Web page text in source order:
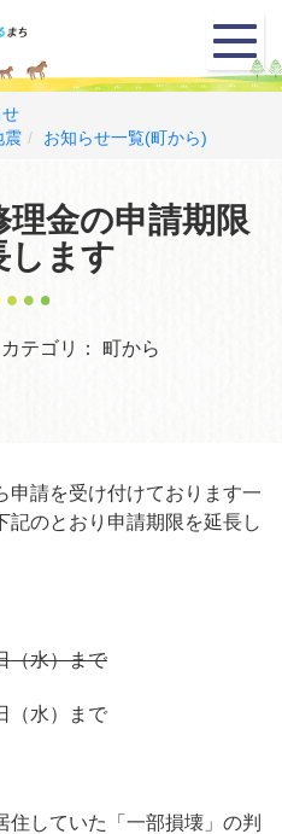
メ
ニ
ュ
震
お知らせ一覧(町から)
理金の申請期限
します
カテゴリ：
町から
申請を受け付けております一
記のとおり申請期限を延長し
（水）まで
（水）まで
していた「一部損壊」の判